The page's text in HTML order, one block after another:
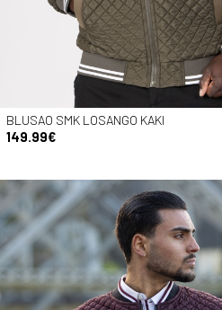
BLUSAO SMK LOSANGO KAKI
149.99€